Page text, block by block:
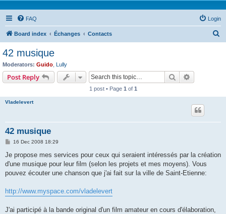
FAQ Login
Board index Échanges Contacts
42 musique
Moderators: Guido Lully
Post Reply Search
1 post • Page 1 of 1
Vladelevert
42 musique
P
s
16 Dec 2008 18:29
Je propose mes services pour ceux qui seraient intéressés par la création
d'une musique pour leur film (selon les projets et mes moyens). Vous
pouvez écouter une chanson que j'ai fait sur la ville de Saint-Etienne:
http://www.myspace.com/vladelevert
J'ai participé à la bande original d'un film amateur en cours d'élaboration,